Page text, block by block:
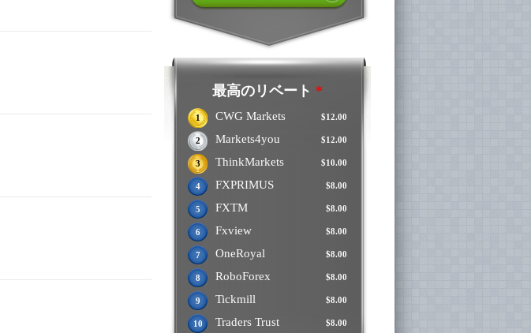
最高のリベート *
$12.00
1 CWG Markets
$12.00
2 Markets4you
$10.00
3 ThinkMarkets
$8.00
4 FXPRIMUS
$8.00
5 FXTM
$8.00
6 Fxview
$8.00
7 OneRoyal
$8.00
8 RoboForex
$8.00
9 Tickmill
$8.00
10 Traders Trust